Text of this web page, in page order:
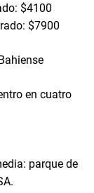
$4100
$7900
en cuatro
parque de